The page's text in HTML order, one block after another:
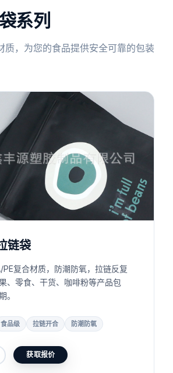
系列
质，为您的食品提供安全可靠的包装
链袋
PE复合材质，防潮防氧，拉链反复
、零食、干货、咖啡粉等产品包
。
食品级 拉链开合 防潮防氧
获取报价